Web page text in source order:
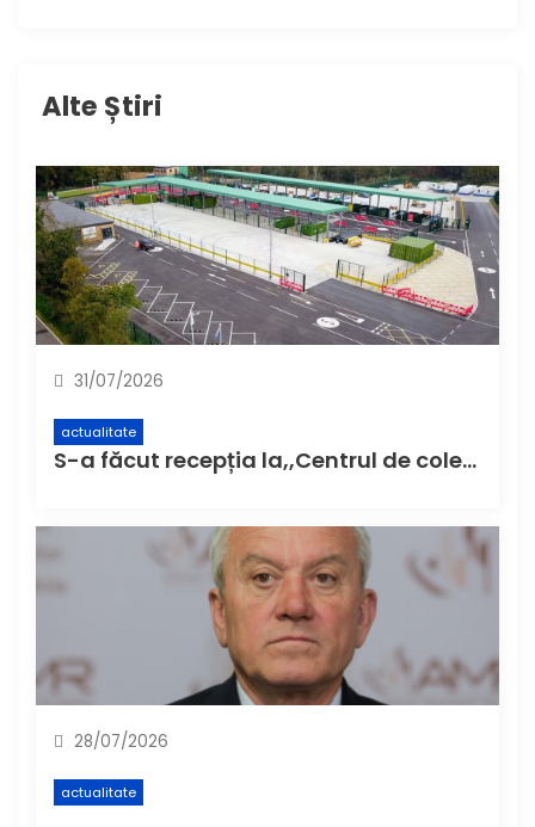
Alte Știri
31/07/2026
actualitate
S-a făcut recepția la,,Centrul de colectare cu aport voluntar” (CAV), unde buzoienii pot aduce deșeuri care nu încap în pubela de acasă
28/07/2026
actualitate